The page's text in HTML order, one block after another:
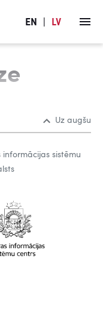
EN LV
Uz augšu
sistēmu